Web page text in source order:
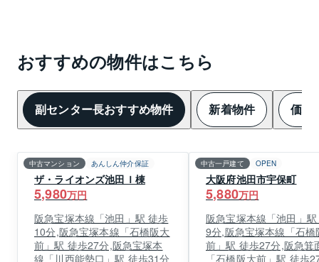
おすすめの物件はこちら
副センター長おすすめ物件 新着物件 価格
中古マンション あんしん仲介保証
ザ・ライオンズ池田Ｉ棟
5,980万円
阪急宝塚本線「池田」駅 徒歩
10分,阪急宝塚本線「石橋阪大
前」駅 徒歩27分,阪急宝塚本
線「川西能勢口」駅 徒歩31分
中古一戸建て OPEN
大阪府池田市宇保町
5,880万円
阪急宝塚本線「池田」
9分,阪急宝塚本線「石橋
前」駅 徒歩27分,阪急箕
「石橋阪大前」駅 徒歩